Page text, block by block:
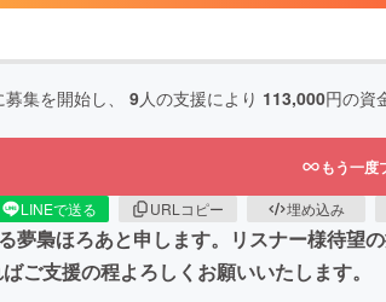
募集を開始し、 9人の支援により 113,000円の資
もう一度
LINEで送る URLコピー 埋め込み
夢梟ほろあと申します。リスナー様待望
ご支援の程よろしくお願いいたします。